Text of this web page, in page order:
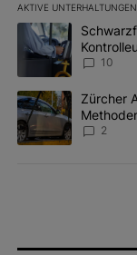
AKTIVE UNTERHALTUNGEN
Das Folgende ist
Ein Trendartikel
10
Ein Trendartikel
Zürcher
2